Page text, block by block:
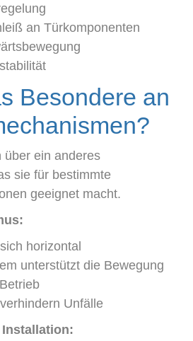
an Türkomponenten
Besondere an
über ein anderes
sie für bestimmte
geeignet macht.
horizontal
unterstützt die Bewegung
Unfälle